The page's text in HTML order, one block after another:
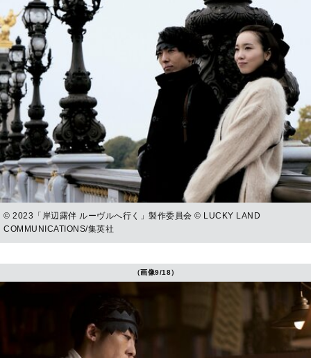
© 2023「岸辺露伴 ルーヴルへ行く」製作委員会 © LUCKY LAND
COMMUNICATIONS/集英社
（画像9/18）